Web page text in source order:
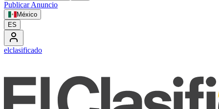
Publicar Anuncio
México
ES
elclasificado